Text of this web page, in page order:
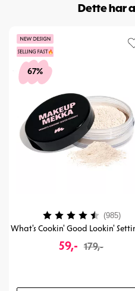
Dette har
67%
59,- 179,-
Karakter: (985)4.4